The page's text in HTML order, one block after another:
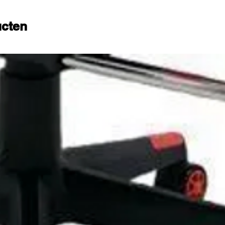
met een vochtige doek. Gebruik
83x 48 x 23,5 cm (opgevouwen is